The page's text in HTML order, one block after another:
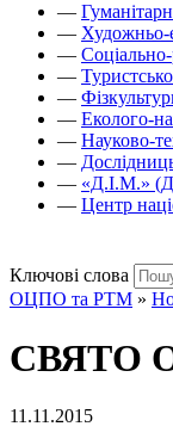
—
— Художньо-
— Соціально-
—
—
— Еколого-
— Науково-
—
— «Д.І.М.»
— Центр
Ключові слова
ОЦПО та РТМ »
СВЯТО
11.11.2015